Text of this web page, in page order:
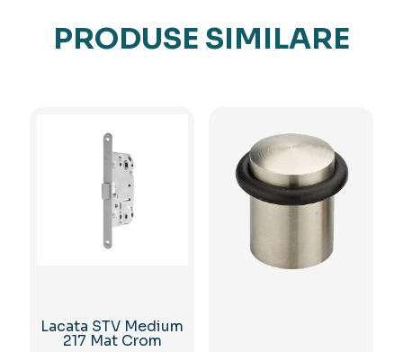
PRODUSE SIMILARE
Lacata STV Medium
217 Mat Crom